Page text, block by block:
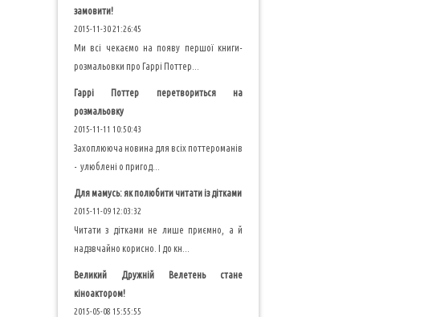
замовити!
2015-11-30 21:26:45
Ми всі чекаємо на появу першої книги-
розмальовки про Гаррі Поттер...
Гаррі Поттер перетвориться на
розмальовку
2015-11-11 10:50:43
Захоплююча новина для всіх поттероманів
- улюблені о пригод...
Для мамусь: як полюбити читати із дітками
2015-11-09 12:03:32
Читати з дітками не лише приємно, а й
надзвчайно корисно. І до кн...
Великий Дружній Велетень стане
кіноактором!
2015-05-08 15:55:55